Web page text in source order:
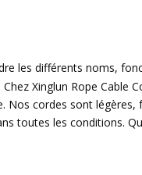
les différents noms,
Xinglun Rope Cable
Nos cordes sont légères,
toutes les conditions.